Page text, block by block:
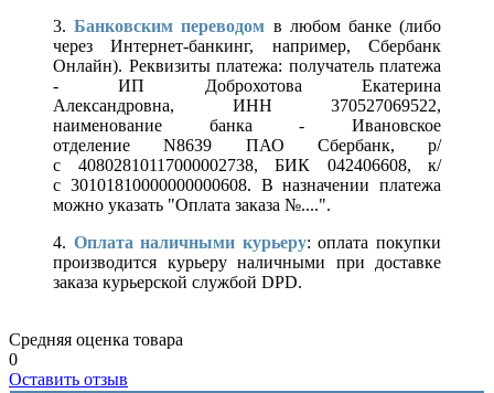
3.Банковским переводом в любом банке (либо
через Интернет-банкинг, например, Сбербанк
Онлайн). Реквизиты платежа: получатель платежа
- ИП Доброхотова Екатерина
Александровна, ИНН 370527069522,
наименование банка - Ивановское
отделение N8639 ПАО Сбербанк, р/
с 40802810117000002738, БИК 042406608, к/
с 30101810000000000608. В назначении платежа
можно указать "Оплата заказа №....".
4. Оплата наличными курьеру: оплата покупки
производится курьеру наличными при доставке
заказа курьерской службой DPD.
Средняя оценка товара
0
Оставить отзыв